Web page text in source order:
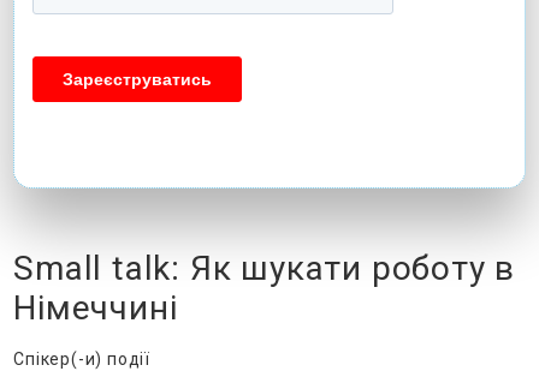
Small talk: Як шукати роботу в
Німеччині
Спікер(-и) події